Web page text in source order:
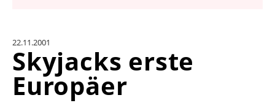
EINHEITENKONVERTER
KONTAKT
22.11.2001
Skyjacks erste
Europäer